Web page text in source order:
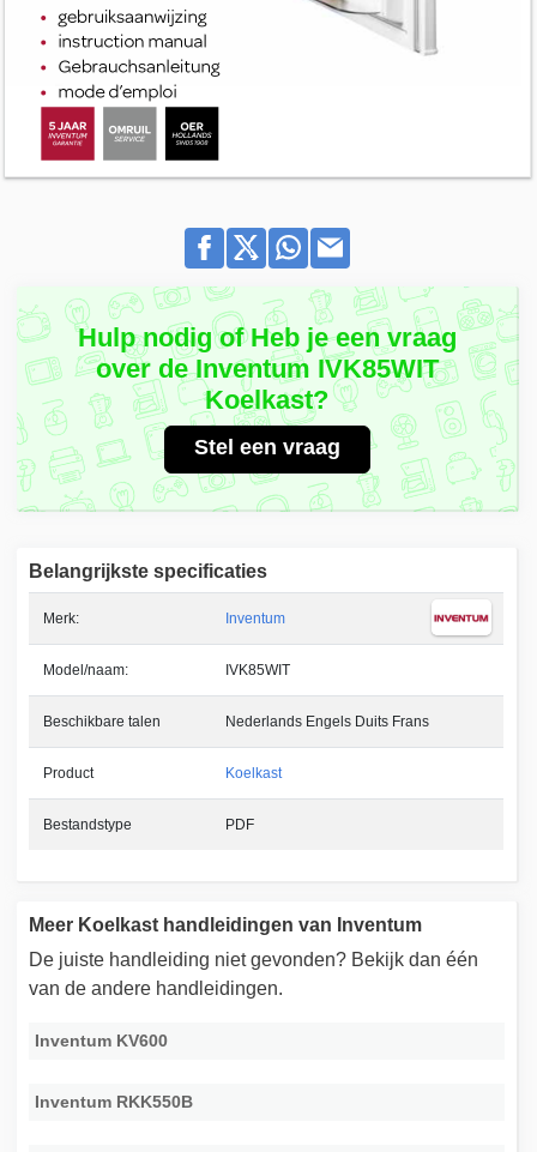
Hulp nodig of Heb je een vraag
over de Inventum IVK85WIT
Koelkast?
Stel een vraag
Belangrijkste specificaties
Merk: Inventum
Model/naam: IVK85WIT
Beschikbare talen Nederlands Engels Duits Frans
Product Koelkast
Bestandstype PDF
Meer Koelkast handleidingen van Inventum
De juiste handleiding niet gevonden? Bekijk dan één
van de andere handleidingen.
Inventum KV600
Inventum RKK550B